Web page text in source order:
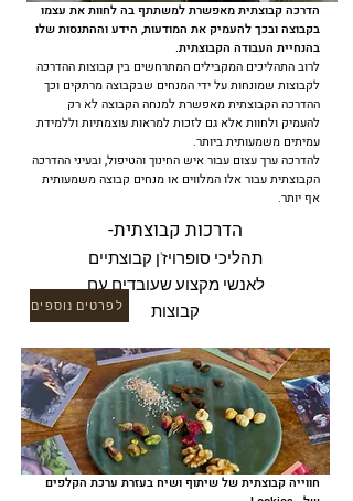
הדרכה קבוצתית מאפשרת למשתתף בה לחוות את עצמו
בקבוצה ובכך להעמיק את המודעות, הידע וההתנסות שלו
בהנחיית העבודה הקבוצתית.
לרוב התהליכים המקבילים המתרחשים בין קבוצות ההדרכה
לקבוצות שמונחות על ידי המנחים שבקבוצה מרתקים וכך
ההדרכה הקבוצתית מאפשרת למנחה הקבוצה לא רק
להעמיק ולחוות אלא גם לזכות למראות עוצמתיות וללמידת
עמיתים משמעותית ביותר.
להדרכה ערך עצום עבור איש החינוך והטיפול, ובעיני ההדרכה
הקבוצתית עבור אלו המלווים או מנחים קבוצה משמעותית
אף יותר.
הדרכות קבוצתית-
תהליכי סופרויז'ן קבוצתיים
לאנשי מקצוע שעובדים עם
קבוצות
לפרטים נוספים
חווייה קבוצתית של שיתוף ושיח בעזרת ערכת הקלפים